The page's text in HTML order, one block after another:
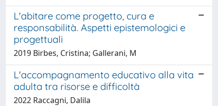
L'abitare come progetto, cura e
responsabilità. Aspetti epistemologici e
progettuali
2019 Birbes, Cristina; Gallerani, M
L'accompagnamento educativo alla vita
adulta tra risorse e difficoltà
2022 Raccagni, Dalila